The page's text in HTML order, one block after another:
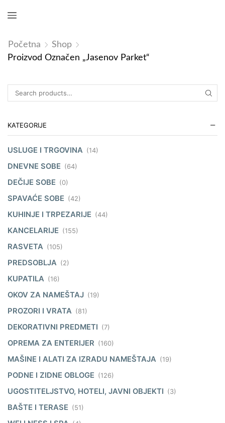
Početna
Shop
Proizvod Označen „jasenov Parket“
KATEGORIJE
USLUGE I TRGOVINA (14)
DNEVNE SOBE (64)
DEČIJE SOBE (0)
SPAVAĆE SOBE (42)
KUHINJE I TRPEZARIJE (44)
KANCELARIJE (155)
RASVETA (105)
PREDSOBLJA (2)
KUPATILA (16)
OKOV ZA NAMEŠTAJ (19)
PROZORI I VRATA (81)
DEKORATIVNI PREDMETI (7)
OPREMA ZA ENTERIJER (160)
MAŠINE I ALATI ZA IZRADU NAMEŠTAJA (19)
PODNE I ZIDNE OBLOGE (126)
UGOSTITELJSTVO, HOTELI, JAVNI OBJEKTI (3)
BAŠTE I TERASE (51)